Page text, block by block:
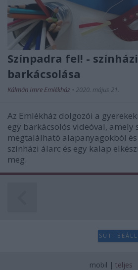
Színpadra fel! -
barkácsolása
Kálmán Imre Emlékház • 2020. május 21.
Az Emlékház dolgozói a
egy barkácsolós videóval, amely
megtalálható alapanyagokból és
színházi álarc és egy kalap
meg.
SÜTI
mobil | teljes